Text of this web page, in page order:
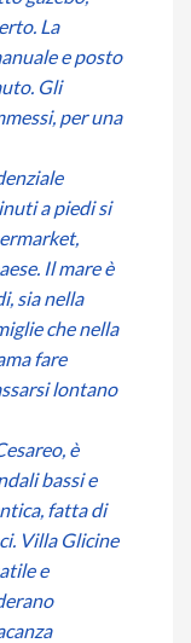
La
e posto
Gli
per una
a piedi si
Il mare è
sia nella
che nella
fare
lontano
è
bassi e
fatta di
Villa Glicine
e